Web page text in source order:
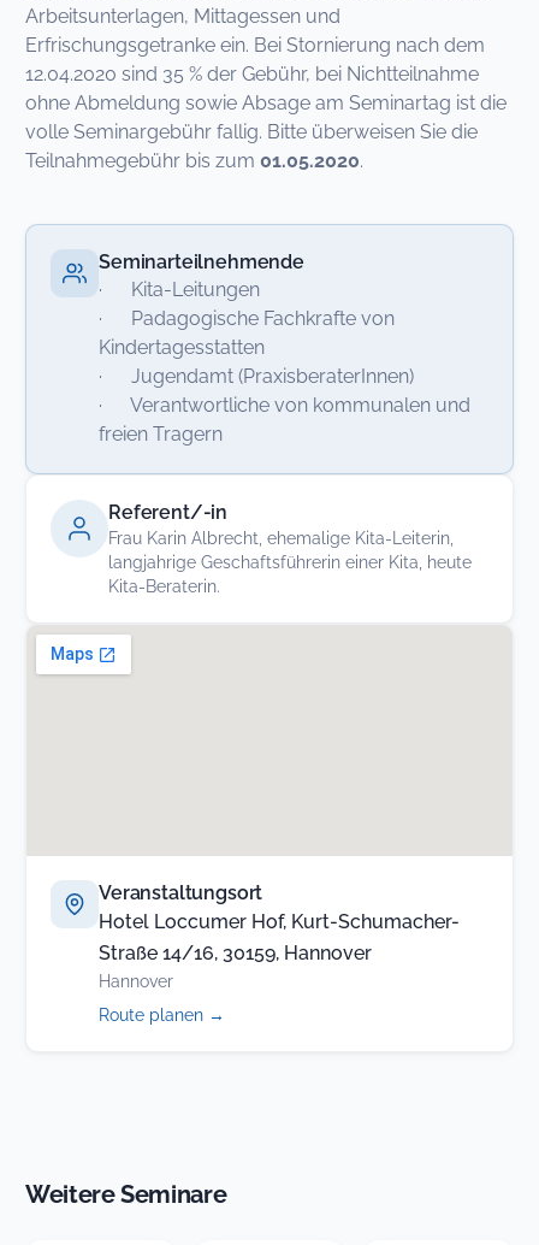
Arbeitsunterlagen, Mittagessen und
Erfrischungsgetranke ein. Bei Stornierung nach dem
12.04.2020 sind 35 % der Gebühr, bei Nichtteilnahme
ohne Abmeldung sowie Absage am Seminartag ist die
volle Seminargebühr fallig. Bitte überweisen Sie die
Teilnahmegebühr bis zum 01.05.2020.
Seminarteilnehmende
· Kita-Leitungen
· Padagogische Fachkrafte von
Kindertagesstatten
· Jugendamt (PraxisberaterInnen)
· Verantwortliche von kommunalen und
freien Tragern
Referent/-in
Frau Karin Albrecht, ehemalige Kita-Leiterin,
langjahrige Geschaftsführerin einer Kita, heute
Kita-Beraterin.
Veranstaltungsort
Hotel Loccumer Hof, Kurt-Schumacher-
Straße 14/16, 30159, Hannover
Hannover
Route planen →
Weitere Seminare